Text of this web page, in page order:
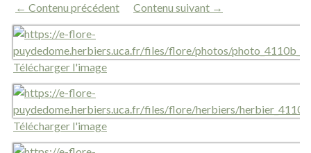
← Contenu précédent Contenu suivant →
Télécharger l'image
Télécharger l'image